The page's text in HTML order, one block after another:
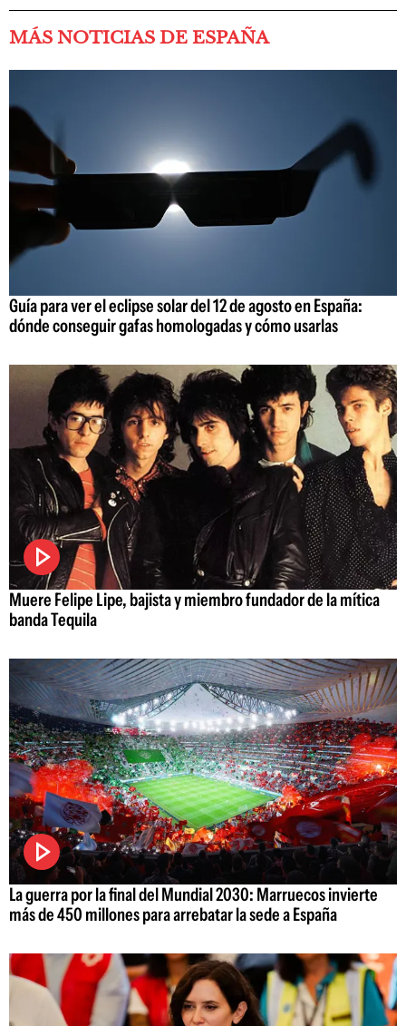
MÁS NOTICIAS DE ESPAÑA
Guía para ver el eclipse solar del 12 de agosto en España:
dónde conseguir gafas homologadas y cómo usarlas
Muere Felipe Lipe, bajista y miembro fundador de la mítica
banda Tequila
La guerra por la final del Mundial 2030: Marruecos invierte
más de 450 millones para arrebatar la sede a España